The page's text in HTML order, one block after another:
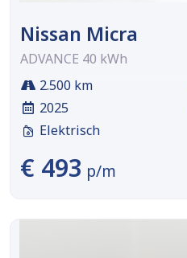
Nissan Micra
ADVANCE 40 kWh
2.500 km
2025
Elektrisch
€ 493 p/m